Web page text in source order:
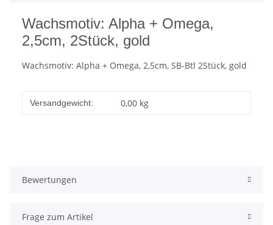
Wachsmotiv: Alpha + Omega,
2,5cm, 2Stück, gold
Wachsmotiv: Alpha + Omega, 2,5cm, SB-Btl 2Stück, gold
Versandgewicht: 0,00 kg
Bewertungen
Frage zum Artikel